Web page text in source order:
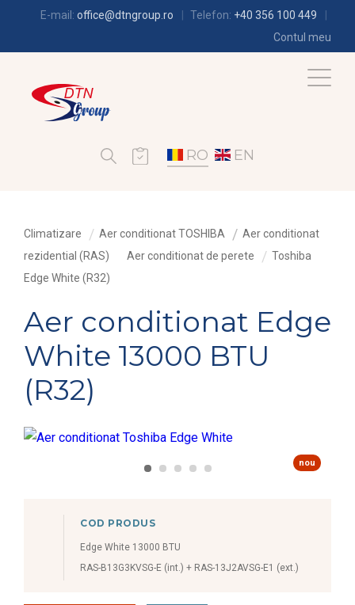
E-mail: office@dtngroup.ro Telefon: +40 356 100 449
Contul meu
RO EN
Climatizare Aer conditionat TOSHIBA
Aer conditionat
rezidential (RAS)
Aer conditionat de perete
Toshiba
Edge White (R32)
Aer conditionat Edge
White 13000 BTU
(R32)
nou
COD PRODUS
Edge White 13000 BTU
RAS-B13G3KVSG-E (int.) + RAS-13J2AVSG-E1 (ext.)